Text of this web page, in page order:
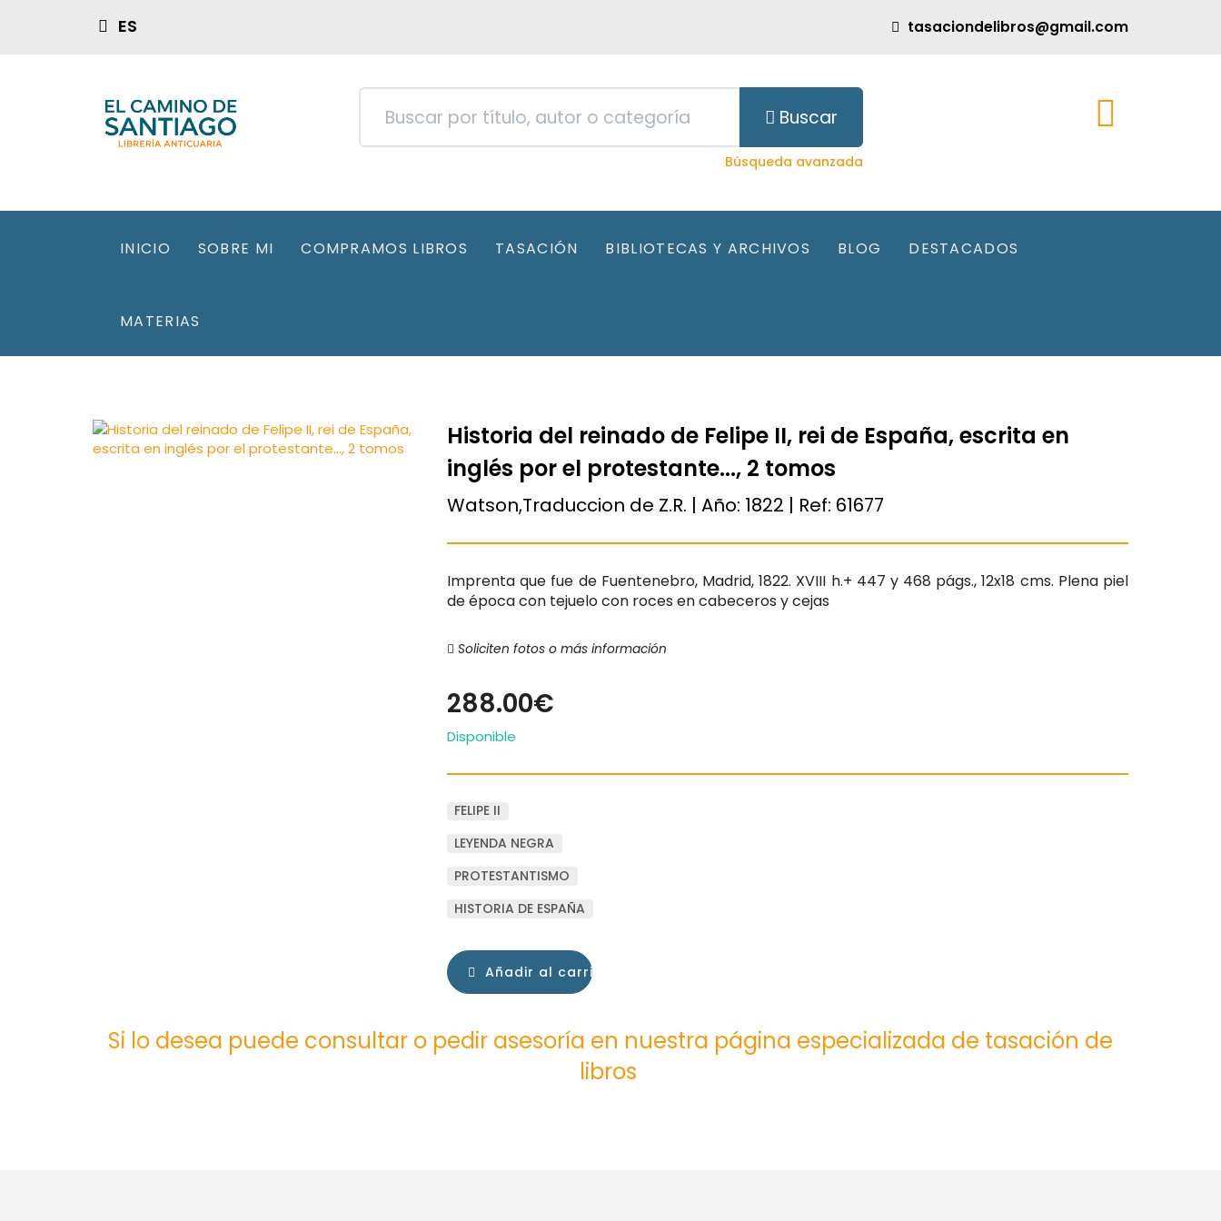
ES tasaciondelibros@gmail.com
Buscar
Búsqueda avanzada
INICIO SOBRE MI COMPRAMOS LIBROS TASACIÓN BIBLIOTECAS Y ARCHIVOS BLOG DESTACADOS
MATERIAS
Historia del reinado de Felipe II, rei de España, escrita en
inglés por el protestante..., 2 tomos
Watson,Traduccion de Z.R. | Año: 1822 | Ref: 61677
Imprenta que fue de Fuentenebro, Madrid, 1822. XVIII h.+ 447 y 468 págs., 12x18 cms. Plena piel
de época con tejuelo con roces en cabeceros y cejas
Soliciten fotos o más información
288.00€
Disponible
FELIPE II
LEYENDA NEGRA
PROTESTANTISMO
HISTORIA DE ESPAÑA
Añadir al carrito
Si lo desea puede consultar o pedir asesoría en nuestra página especializada de tasación de
libros